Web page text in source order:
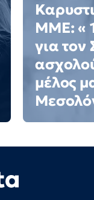
ΜΜΕ: «
για τον
μέλος